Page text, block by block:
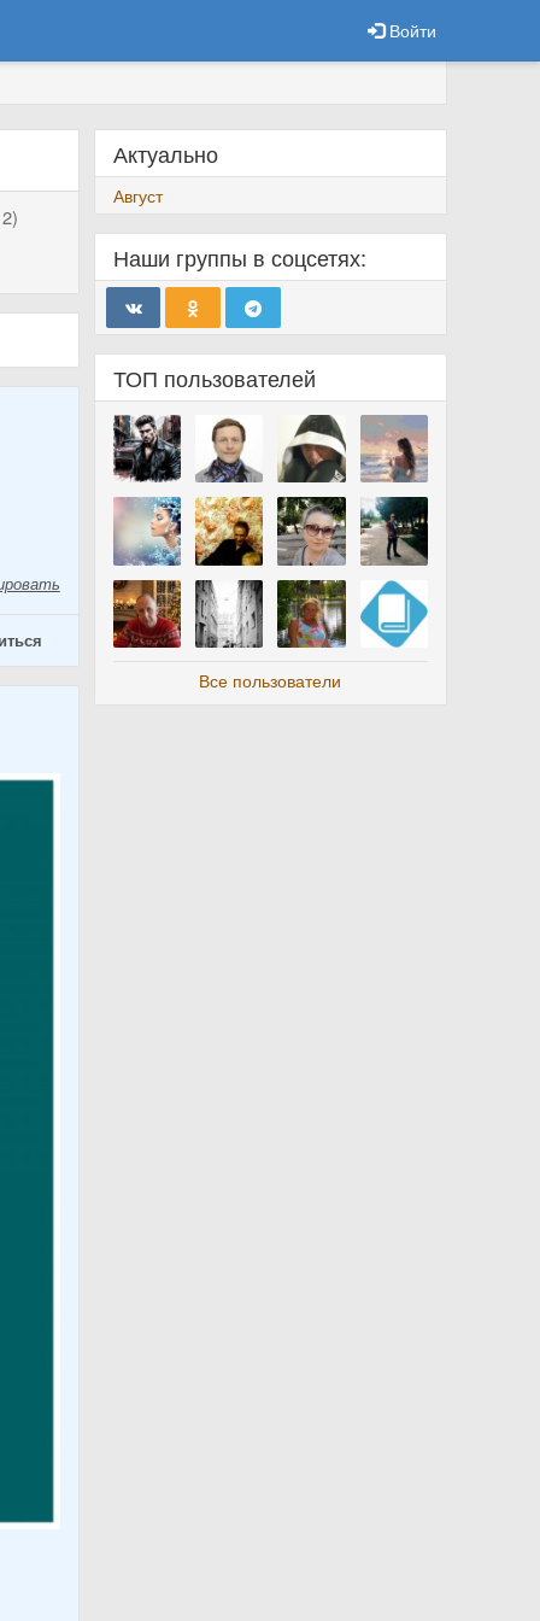
Войти
Актуально
Август
Наши группы в соцсетях:
ТОП пользователей
Все пользователи